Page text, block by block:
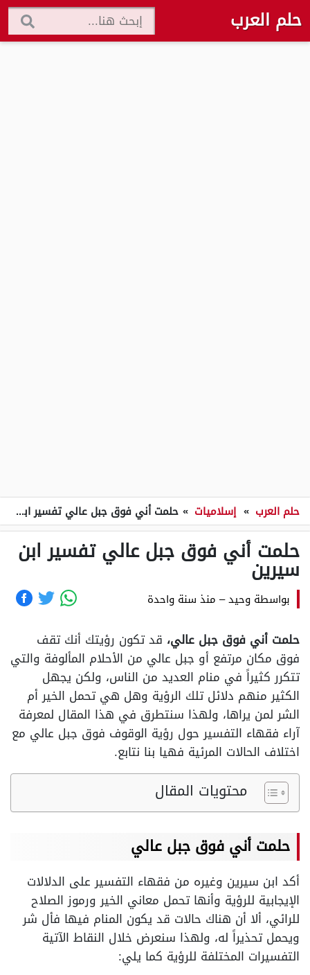
حلم العرب
حلم العرب » إسلاميات » حلمت أني فوق جبل عالي تفسير ابن سيرين
حلمت أني فوق جبل عالي تفسير ابن
سيرين
بواسطة وحيد– منذ سنة واحدة
حلمت أني فوق جبل عالي، قد تكون رؤيتك أنك تقف
فوق مكان مرتفع أو جبل عالي من الأحلام المألوفة والتي
تتكرر كثيراً في منام العديد من الناس، ولكن يجهل
الكثير منهم دلائل تلك الرؤية وهل هي تحمل الخير أم
الشر لمن يراها، ولهذا سنتطرق في هذا المقال لمعرفة
آراء فقهاء التفسير حول رؤية الوقوف فوق جبل عالي مع
اختلاف الحالات المرئية فهيا بنا نتابع.
محتويات المقال
حلمت أني فوق جبل عالي
أكد ابن سيرين وغيره من فقهاء التفسير على الدلالات
الإيجابية للرؤية وأنها تحمل معاني الخير ورموز الصلاح
للرائي، ألا أن هناك حالات قد يكون المنام فيها فأل شر
ويحمل تحذيراً له، ولهذا سنعرض خلال النقاط الآتية
التفسيرات المختلفة للرؤية كما يلي: